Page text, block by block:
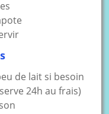
de lait si besoin
24h au frais)